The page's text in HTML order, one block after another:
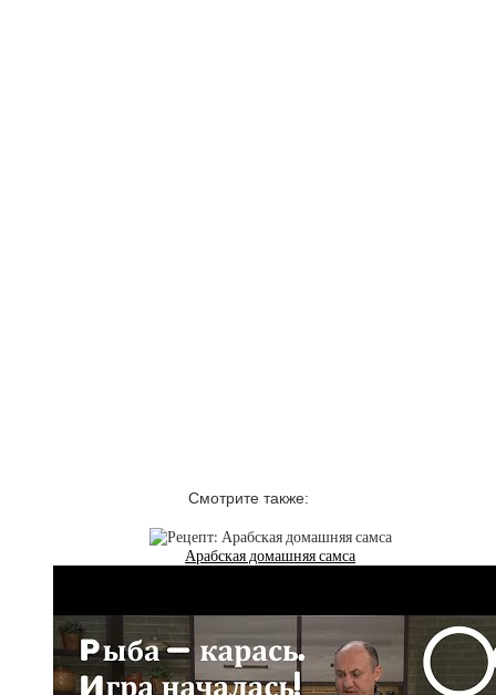
Смотрите также:
Арабская домашняя самса